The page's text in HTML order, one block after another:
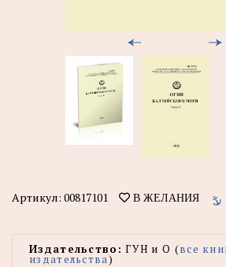
Артикул: 00817101 В ЖЕЛАНИЯ
Издательство: ГУН и О (все
издательства)